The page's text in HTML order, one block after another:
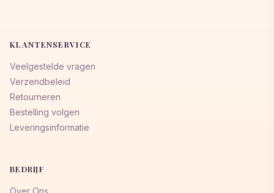
KLANTENSERVICE
Veelgestelde vragen
Verzendbeleid
Retourneren
Bestelling volgen
Leveringsinformatie
BEDRIJF
Over Ons